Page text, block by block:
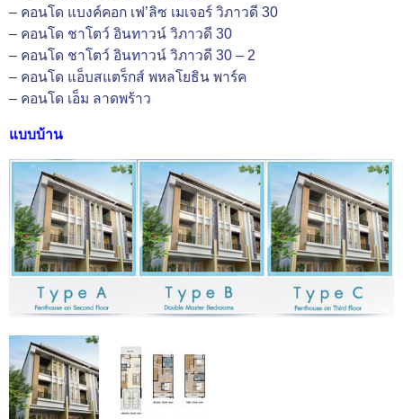
– คอนโด แบงค์คอก เฟ’ลิซ เมเจอร์ วิภาวดี 30
– คอนโด ชาโตว์ อินทาวน์ วิภาวดี 30
– คอนโด ชาโตว์ อินทาวน์ วิภาวดี 30 – 2
– คอนโด แอ็บสแตร็กส์ พหลโยธิน พาร์ค
– คอนโด เอ็ม ลาดพร้าว
แบบบ้าน